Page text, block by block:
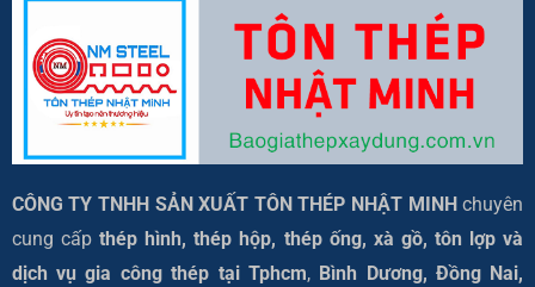
CÔNG TY TNHH SẢN XUẤT TÔN THÉP NHẬT MINHchuyên
cung cấpthép hình, thép hộp, thép ống, xà gồ, tôn lợp và
dịch vụ gia công thép tại Tphcm, Bình Dương, Đồng Nai,